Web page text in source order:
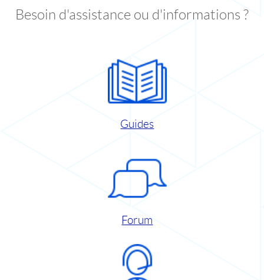
Besoin d'assistance ou d'informations ?
Guides
Forum